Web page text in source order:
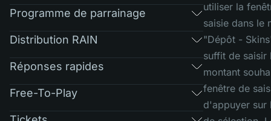
Programme de parrainage
Distribution RAIN
Réponses rapides
Free-To-Play
utiliser la
saisie dans le
"Dépôt -
suffit de saisir
montant
fenêtre de
d'appuyer sur